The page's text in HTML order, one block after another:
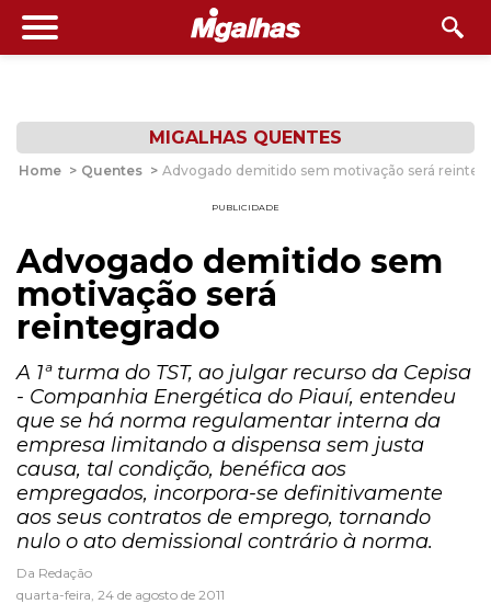
MIGALHAS QUENTES
Home > Quentes > Advogado demitido sem motivação será
PUBLICIDADE
Advogado demitido sem
motivação será
reintegrado
A 1ª turma do TST, ao julgar recurso da Cepisa
- Companhia Energética do Piauí, entendeu
que se há norma regulamentar interna da
empresa limitando a dispensa sem justa
causa, tal condição, benéfica aos
empregados, incorpora-se definitivamente
aos seus contratos de emprego, tornando
nulo o ato demissional contrário à norma.
Da Redação
quarta-feira, 24 de agosto de 2011